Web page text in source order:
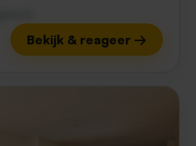
Bekijk & reageer →